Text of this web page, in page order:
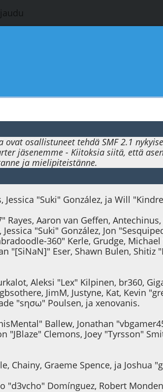
osallistuneet tehdä SMF 2.1
jäsenemme - Kiitoksia siitä, että
ja mielipiteistänne.
"Suki" González, ja Will
Rayes, Aaron van Geffen,
"Suki" González, Jon
360" Kerle, Grudge,
"[SiNaN]" Eser, Shawn Bulen,
Aleksi "Lex" Kilpinen, br360,
JimM, Justyne, Kat, Kevin
"sησω" Poulsen, ja xenovanis.
Ballew, Jonathan
"JBlaze" Clemons, Joey "Tyrsson"
Chainy, Graeme Spence, ja Joshua
"d3vcho" Domínguez, Robert